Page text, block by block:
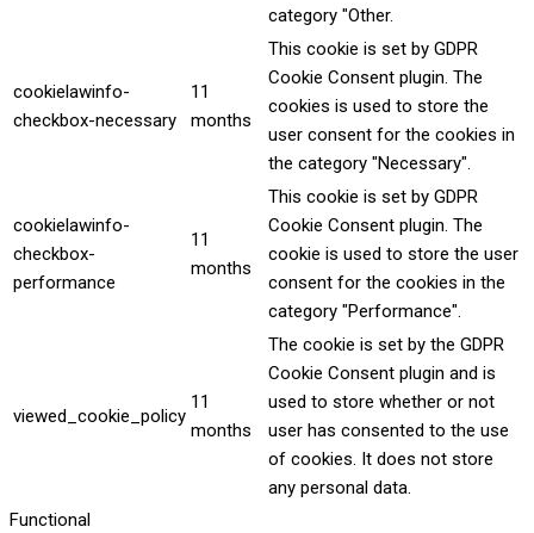
category "Other.
cookielawinfo-
checkbox-necessary
11
months
This cookie is set by GDPR
Cookie Consent plugin. The
cookies is used to store the
user consent for the cookies in
the category "Necessary".
cookielawinfo-
checkbox-
performance
11
months
This cookie is set by GDPR
Cookie Consent plugin. The
cookie is used to store the user
consent for the cookies in the
category "Performance".
viewed_cookie_policy
11
months
The cookie is set by the GDPR
Cookie Consent plugin and is
used to store whether or not
user has consented to the use
of cookies. It does not store
any personal data.
Functional